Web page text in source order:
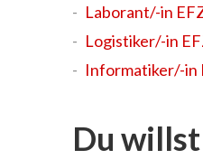
Laborant/-in
Logistiker/-in
Informatiker/-in
Du